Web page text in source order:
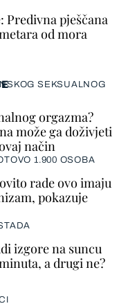
SEKSUALNOG
orgazma?
može ga doživjeti
način
1.900 OSOBA
rade ovo imaju
pokazuje
izgore na suncu
a drugi ne?
Predivna pješčana
od mora